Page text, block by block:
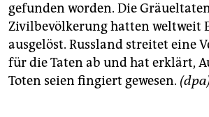
gefunden worden. Die
Zivilbevölkerung hatten weltweit
ausgelöst. Russland streitet eine
für die Taten ab und hat erklärt,
Toten seien fingiert gewesen.